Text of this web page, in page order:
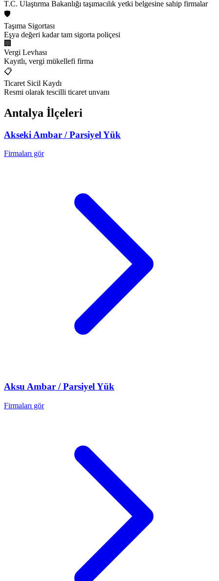
T.C. Ulaştırma Bakanlığı taşımacılık yetki belgesine sahip firmalar
🛡️
Taşıma Sigortası
Eşya değeri kadar tam sigorta poliçesi
🏢
Vergi Levhası
Kayıtlı, vergi mükellefi firma
📋
Ticaret Sicil Kaydı
Resmi olarak tescilli ticaret unvanı
Antalya İlçeleri
Akseki Ambar / Parsiyel Yük
Firmaları gör
Aksu Ambar / Parsiyel Yük
Firmaları gör